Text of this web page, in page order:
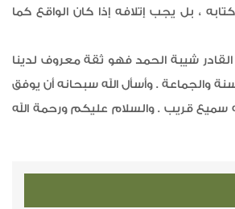
، بل يجب إتلافه إذا كان الواقع كما
شيبة الحمد فهو ثقة معروف لدينا
والجماعة . وأسأل الله سبحانه أن يوفق
سميع قريب . والسلام عليكم ورحمة الله